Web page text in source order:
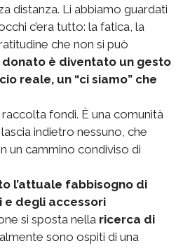
distanza. Li abbiamo guardati
c’era tutto: la fatica, la
che non si può
donato è diventato un gesto
reale, un “ci siamo” che
fondi. È una comunità
indietro nessuno, che
un cammino condiviso di
l’attuale fabbisogno di
e degli accessori
si sposta nella ricerca di
sono ospiti di una